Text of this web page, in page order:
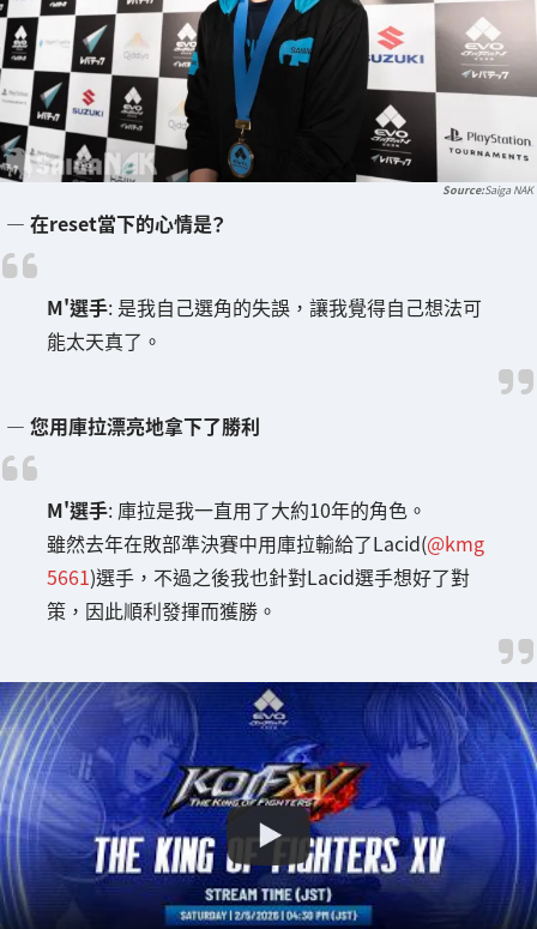
Saiga NAK
― 在reset當下的心情是？
M'選手: 是我自己選角的失誤，讓我覺得自己想法可
能太天真了。
― 您用庫拉漂亮地拿下了勝利
M'選手: 庫拉是我一直用了大約10年的角色。
雖然去年在敗部準決賽中用庫拉輸給了Lacid(@kmg
5661)選手，不過之後我也針對Lacid選手想好了對
策，因此順利發揮而獲勝。